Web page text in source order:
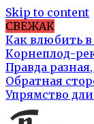
Skip to content
СВЕЖАК
Как влюбить
Корнеплод-
Правда
Обратная
Упрямство